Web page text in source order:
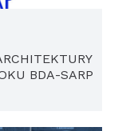
BDA-SARP